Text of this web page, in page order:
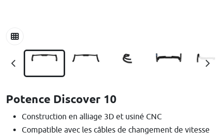
Potence Discover 10
Construction en alliage 3D et usiné CNC
Compatible avec les câbles de changement de vitesse